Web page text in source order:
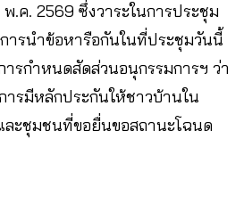
.ค. 2569 ซึ่งวาระในการประชุม
ารนำข้อหารือกันในที่ประชุมวันนี้
ารกำหนดสัดส่วนอนุกรรมการฯ ว่า
ารมีหลักประกันให้ชาวบ้านใน
ะชุมชนที่ขอยื่นขอสถานะโฉนด